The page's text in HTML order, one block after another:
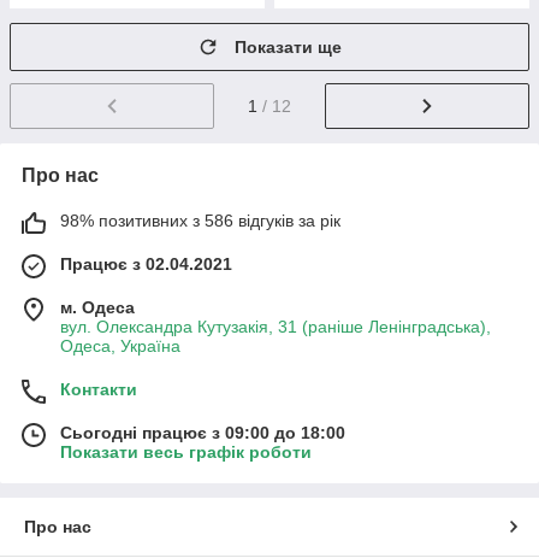
Показати ще
1 / 12
Про нас
98% позитивних з 586 відгуків за рік
Працює з 02.04.2021
м. Одеса
вул. Олександра Кутузакія, 31 (раніше Ленінградська),
Одеса, Україна
Контакти
Сьогодні працює з 09:00 до 18:00
Показати весь графік роботи
Про нас